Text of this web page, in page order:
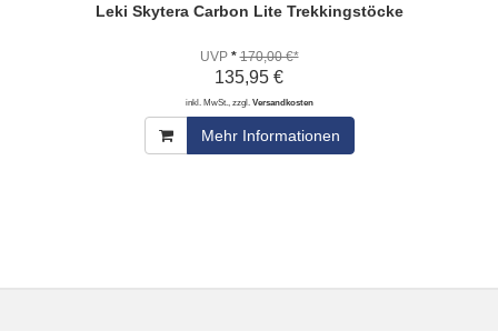
Leki Skytera Carbon Lite Trekkingstöcke
UVP * 170,00 €*
135,95 €
inkl. MwSt., zzgl. Versandkosten
Mehr Informationen